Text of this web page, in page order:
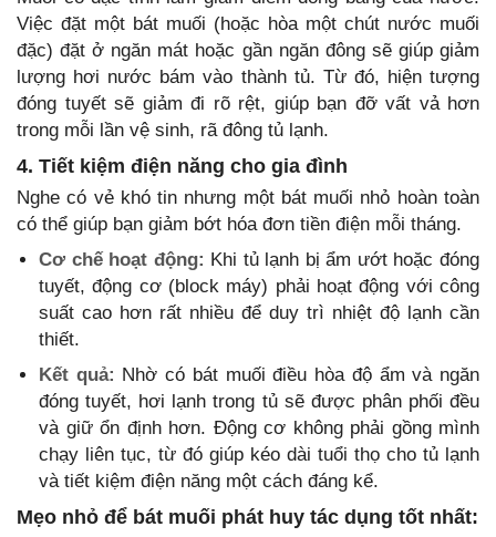
Việc đặt một bát muối (hoặc hòa một chút nước muối
đặc) đặt ở ngăn mát hoặc gần ngăn đông sẽ giúp giảm
lượng hơi nước bám vào thành tủ. Từ đó, hiện tượng
đóng tuyết sẽ giảm đi rõ rệt, giúp bạn đỡ vất vả hơn
trong mỗi lần vệ sinh, rã đông tủ lạnh.
4. Tiết kiệm điện năng cho gia đình
Nghe có vẻ khó tin nhưng một bát muối nhỏ hoàn toàn
có thể giúp bạn giảm bớt hóa đơn tiền điện mỗi tháng.
Cơ chế hoạt động: Khi tủ lạnh bị ẩm ướt hoặc đóng
tuyết, động cơ (block máy) phải hoạt động với công
suất cao hơn rất nhiều để duy trì nhiệt độ lạnh cần
thiết.
Kết quả: Nhờ có bát muối điều hòa độ ẩm và ngăn
đóng tuyết, hơi lạnh trong tủ sẽ được phân phối đều
và giữ ổn định hơn. Động cơ không phải gồng mình
chạy liên tục, từ đó giúp kéo dài tuổi thọ cho tủ lạnh
và tiết kiệm điện năng một cách đáng kể.
Mẹo nhỏ để bát muối phát huy tác dụng tốt nhất: